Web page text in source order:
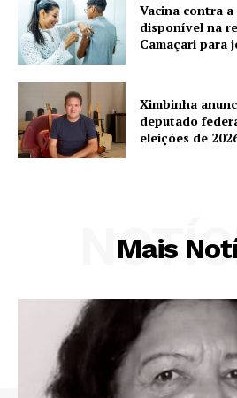
Vacina contra
disponível na
Camaçari para
Ximbinha
deputado
eleições de
Mais